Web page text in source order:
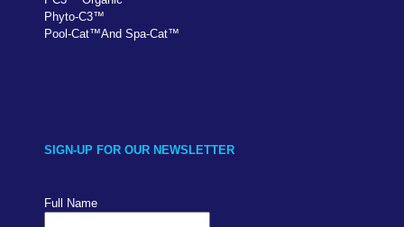
Phyto-C3™
Pool-Cat™And Spa-Cat™
SIGN-UP FOR OUR NEWSLETTER
Full Name